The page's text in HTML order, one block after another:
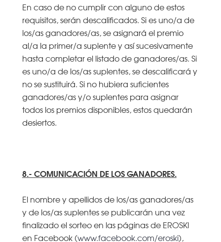
En caso de no cumplir con alguno de estos
requisitos, serán descalificados. Si es uno/a de
los/as ganadores/as, se asignará el premio
al/a la primer/a suplente y así sucesivamente
hasta completar el listado de ganadores/as. Si
es uno/a de los/as suplentes, se descalificará y
no se sustituirá. Si no hubiera suficientes
ganadores/as y/o suplentes para asignar
todos los premios disponibles, estos quedarán
desiertos.
8.- COMUNICACIÓN DE LOS GANADORES.
El nombre y apellidos de los/as ganadores/as
y de los/as suplentes se publicarán una vez
finalizado el sorteo en las páginas de EROSKI
en Facebook (www.facebook.com/eroski),